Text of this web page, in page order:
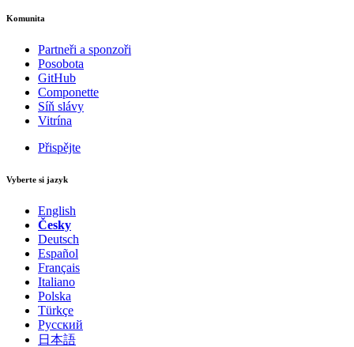
Komunita
Partneři a sponzoři
Posobota
GitHub
Componette
Síň slávy
Vitrína
Přispějte
Vyberte si jazyk
English
Česky
Deutsch
Español
Français
Italiano
Polska
Türkçe
Русский
日本語